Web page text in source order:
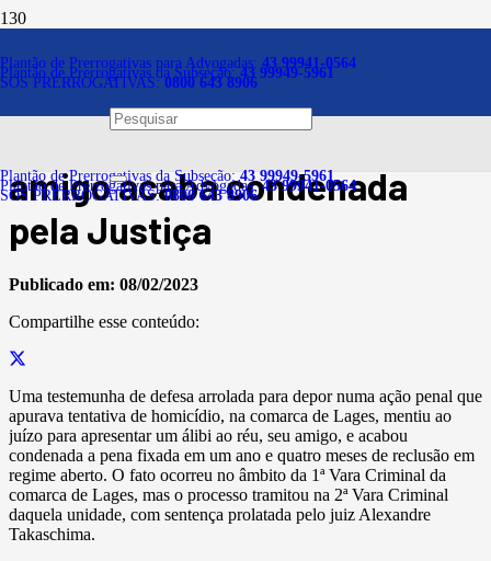
Plantão de Prerrogativas para Advogadas: 43 99941-0564
Plantão de Prerrogativas da Subseção:43 99949-5961
SOS PRERROGATIVAS:0800 643 8906
Plantão de Prerrogativas da Subseção:43 99949-5961
Plantão de Prerrogativas para Advogadas:43 99941-0564
SOS PRERROGATIVAS:0800 643 8906
Testemunha que mentiu em
depoimento para proteger
amigo acaba condenada
pela Justiça
Publicado em: 08/02/2023
Compartilhe esse conteúdo:
Uma testemunha de defesa arrolada para depor numa ação penal que
apurava tentativa de homicídio, na comarca de Lages, mentiu ao
juízo para apresentar um álibi ao réu, seu amigo, e acabou
condenada a pena fixada em um ano e quatro meses de reclusão em
regime aberto. O fato ocorreu no âmbito da 1ª Vara Criminal da
comarca de Lages, mas o processo tramitou na 2ª Vara Criminal
daquela unidade, com sentença prolatada pelo juiz Alexandre
Takaschima.